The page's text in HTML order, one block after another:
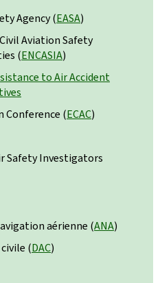
Agency (EASA)
Aviation Safety
(ENCASIA)
to Air Accident
Conference (ECAC)
Safety Investigators
aérienne (ANA)
(DAC)